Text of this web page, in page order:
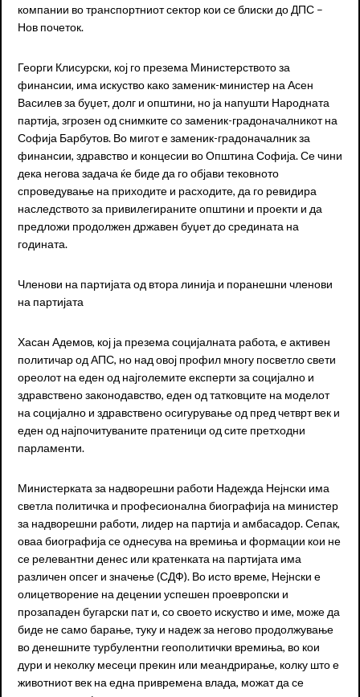
компании во транспортниот сектор кои се блиски до ДПС –
Нов почеток.
Георги Клисурски, кој го презема Министерството за
финансии, има искуство како заменик-министер на Асен
Василев за буџет, долг и општини, но ја напушти Народната
партија, згрозен од снимките со заменик-градоначалникот на
Софија Барбутов. Во мигот е заменик-градоначалник за
финансии, здравство и концесии во Општина Софија. Се чини
дека негова задача ќе биде да го објави тековното
спроведување на приходите и расходите, да го ревидира
наследството за привилегираните општини и проекти и да
предложи продолжен државен буџет до средината на
годината.
Членови на партијата од втора линија и поранешни членови
на партијата
Хасан Адемов, кој ја презема социјалната работа, е активен
политичар од АПС, но над овој профил многу посветло свети
ореолот на еден од најголемите експерти за социјално и
здравствено законодавство, еден од татковците на моделот
на социјално и здравствено осигурување од пред четврт век и
еден од најпочитуваните пратеници од сите претходни
парламенти.
Министерката за надворешни работи Надежда Нејнски има
светла политичка и професионална биографија на министер
за надворешни работи, лидер на партија и амбасадор. Сепак,
оваа биографија се однесува на времиња и формации кои не
се релевантни денес или кратенката на партијата има
различен опсег и значење (СДФ). Во исто време, Нејнски е
олицетворение на децении успешен проевропски и
прозападен бугарски пат и, со своето искуство и име, може да
биде не само барање, туку и надеж за негово продолжување
во денешните турбулентни геополитички времиња, во кои
дури и неколку месеци прекин или меандрирање, колку што е
животниот век на една привремена влада, можат да се